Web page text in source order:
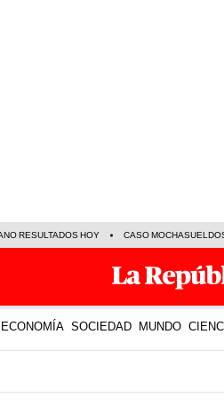
RESULTADOS HOY CASO
ECONOMÍA SOCIEDAD MUNDO